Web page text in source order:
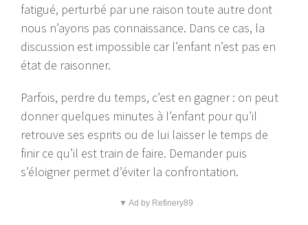
fatigué, perturbé par une raison toute autre dont
nous n’ayons pas connaissance. Dans ce cas, la
discussion est impossible car l’enfant n’est pas en
état de raisonner.
Parfois, perdre du temps, c’est en gagner : on peut
donner quelques minutes à l’enfant pour qu’il
retrouve ses esprits ou de lui laisser le temps de
finir ce qu’il est train de faire. Demander puis
s’éloigner permet d’éviter la confrontation.
▼ Ad by Refinery89